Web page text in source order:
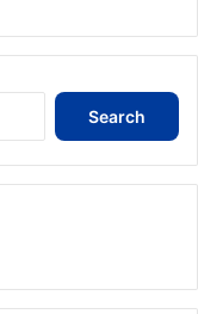
Search
for: